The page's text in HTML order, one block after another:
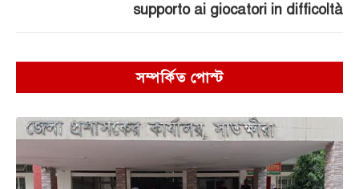
supporto ai giocatori in difficoltà
সম্পর্কিত পোস্ট